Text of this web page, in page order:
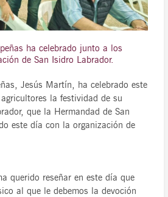
ha celebrado junto a los
de San Isidro Labrador.
Jesús Martín, ha celebrado este
la festividad de su
que la Hermandad de San
este día con la organización de
querido reseñar en este día que
al que le debemos la devoción